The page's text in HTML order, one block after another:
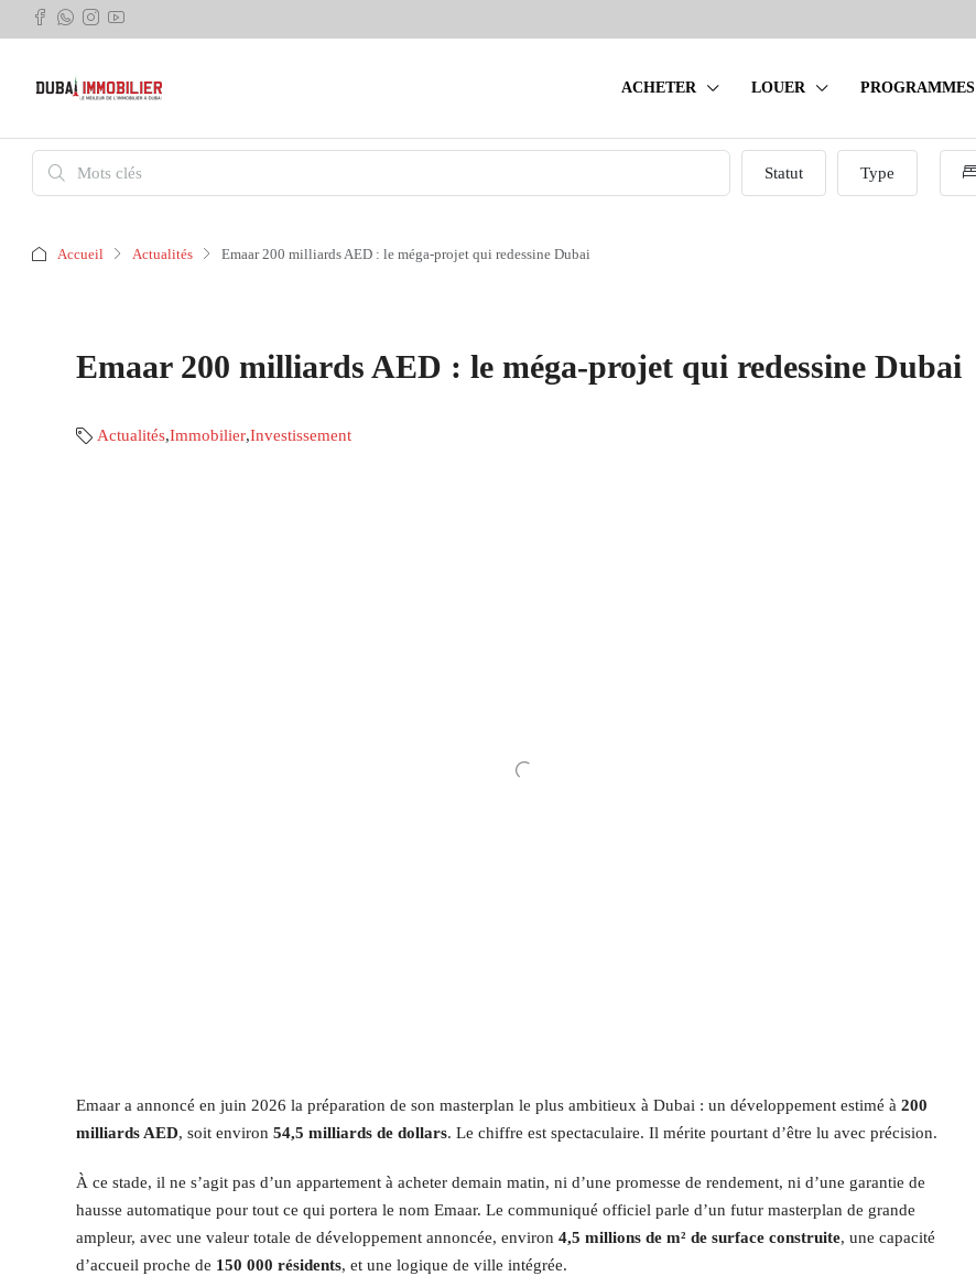
ACHETER LOUER PROGRAMMES
Statut Type
Accueil Actualités Emaar 200 milliards AED : le méga-projet qui redessine Dubai
Emaar 200 milliards AED : le méga-projet qui redessine Dubai
Actualités,Immobilier,Investissement
Emaar a annoncé en juin 2026 la préparation de son masterplan le plus ambitieux à Dubai : un développement estimé à 200
milliards AED, soit environ 54,5 milliards de dollars. Le chiffre est spectaculaire. Il mérite pourtant d’être lu avec précision.
À ce stade, il ne s’agit pas d’un appartement à acheter demain matin, ni d’une promesse de rendement, ni d’une garantie de
hausse automatique pour tout ce qui portera le nom Emaar. Le communiqué officiel parle d’un futur masterplan de grande
ampleur, avec une valeur totale de développement annoncée, environ 4,5 millions de m² de surface construite, une capacité
d’accueil proche de 150 000 résidents, et une logique de ville intégrée.